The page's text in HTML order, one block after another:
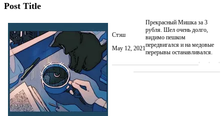
Post Title
Стэш
May 12, 2021
Прекрасный Мишка за 3
рубля. Шел очень долго,
видимо пешком
передвигался и на медовые
перерывы останавливался.